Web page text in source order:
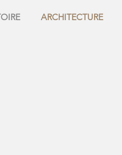
ARCHITECTURE